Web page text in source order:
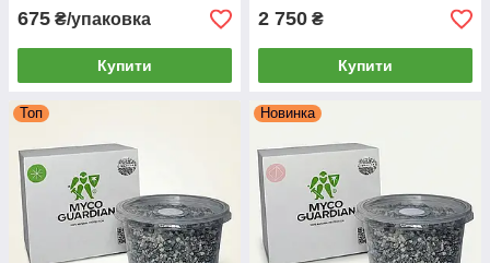
675 ₴/упаковка
Купити
2 750 ₴
Купити
Топ Новинка